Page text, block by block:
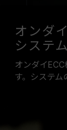
オンダ
システ
オンダイ
す。システム